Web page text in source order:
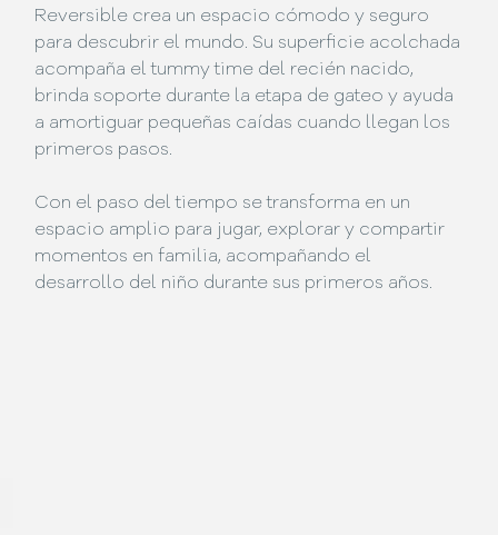
Reversible crea un espacio cómodo y seguro
para descubrir el mundo. Su superficie acolchada
acompaña el tummy time del recién nacido,
brinda soporte durante la etapa de gateo y ayuda
a amortiguar pequeñas caídas cuando llegan los
primeros pasos.
Con el paso del tiempo se transforma en un
espacio amplio para jugar, explorar y compartir
momentos en familia, acompañando el
desarrollo del niño durante sus primeros años.